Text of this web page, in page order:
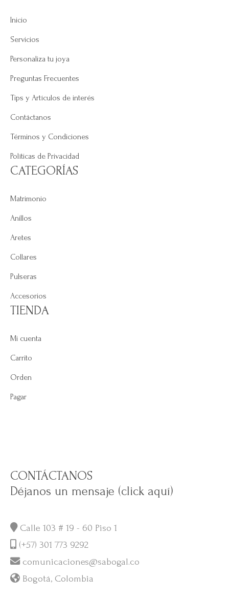
Inicio
Servicios
Personaliza tu joya
Preguntas Frecuentes
Tips y Artículos de interés
Contáctanos
Términos y Condiciones
Políticas de Privacidad
CATEGORÍAS
Matrimonio
Anillos
Aretes
Collares
Pulseras
Accesorios
TIENDA
Mi cuenta
Carrito
Orden
Pagar
CONTÁCTANOS
Déjanos un mensaje (click aquí)
Calle 103 # 19 - 60 Piso 1
(+57) 301 773 9292
comunicaciones@sabogal.co
Bogotá, Colombia